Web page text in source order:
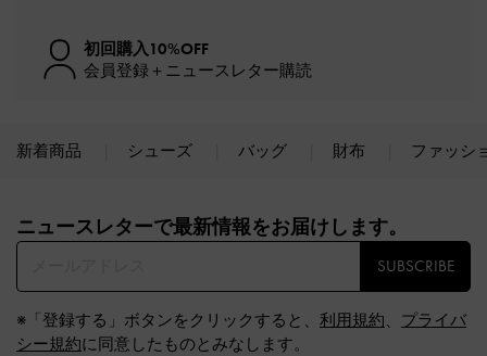
初回購入10%OFF
会員登録＋ニュースレター購読
新着商品 シューズ バッグ 財布 ファッシ
ニュースレターで最新情報をお届けします。​
SUBSCRIBE
※「登録する」ボタンをクリックすると、 利用規約、 プライバ
シー規約に同意したものとみなします。